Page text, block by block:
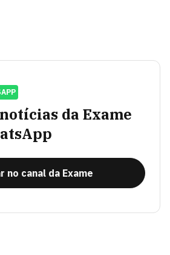
da Exame
no canal da Exame